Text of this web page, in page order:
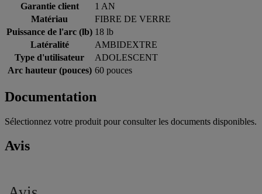
Garantie client
1 AN
Matériau
FIBRE DE VERRE
Puissance de l'arc (lb) 18 lb
Latéralité
AMBIDEXTRE
Type d'utilisateur
ADOLESCENT
Arc hauteur (pouces) 60 pouces
Documentation
Sélectionnez votre produit pour consulter les documents disponibles.
Avis